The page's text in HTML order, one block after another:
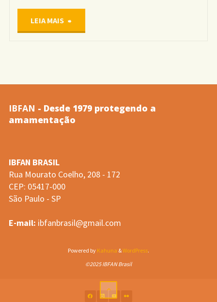
LEIA MAIS "Caneca
IBFAN - Desde 1979 protegendo a
amamentação
IBFAN BRASIL
Rua Mourato Coelho, 208 - 172
CEP: 05417-000
São Paulo - SP
E-mail: ibfanbrasil@gmail.com
Powered by Kahuna &WordPress.
©2025 IBFAN Brasil